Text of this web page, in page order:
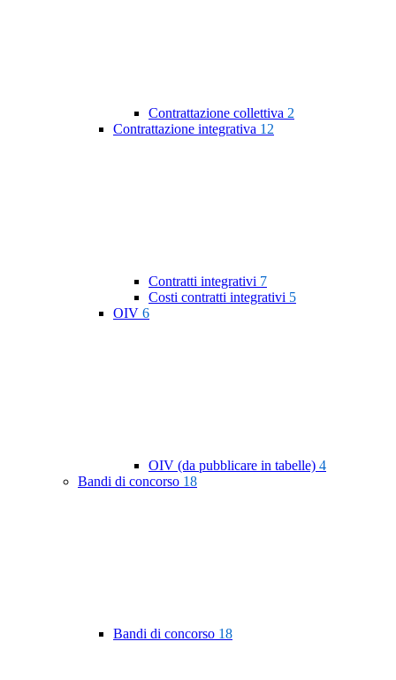
Contrattazione collettiva 2
Contrattazione integrativa 12
Contratti integrativi 7
Costi contratti integrativi 5
OIV 6
OIV (da pubblicare in tabelle) 4
Bandi di concorso 18
Bandi di concorso 18